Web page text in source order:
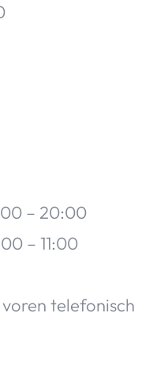
– 20:00
– 11:00
telefonisch